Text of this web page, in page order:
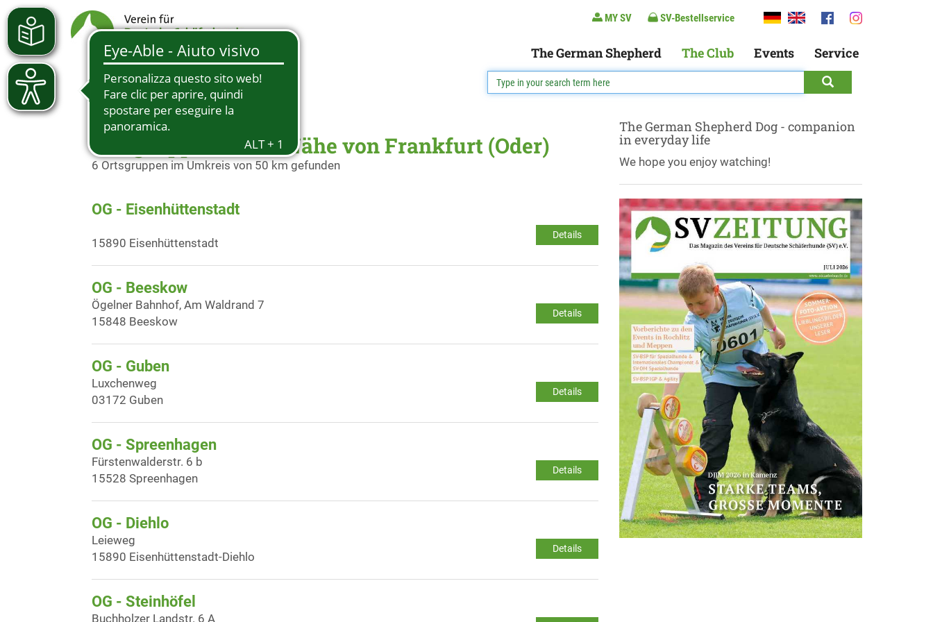
MY SV SV-Bestellservice
The German Shepherd The Club Events Service
Ortsgruppen in der Nähe von Frankfurt (Oder)
6 Ortsgruppen im Umkreis von 50 km gefunden
OG - Eisenhüttenstadt
Details
15890 Eisenhüttenstadt
OG - Beeskow
Details
Ögelner Bahnhof, Am Waldrand 7
15848 Beeskow
OG - Guben
Details
Luxchenweg
03172 Guben
OG - Spreenhagen
Details
Fürstenwalderstr. 6 b
15528 Spreenhagen
OG - Diehlo
Details
Leieweg
15890 Eisenhüttenstadt-Diehlo
OG - Steinhöfel
Buchholzer Landstr. 6 A
The German Shepherd Dog - companion
in everyday life
We hope you enjoy watching!